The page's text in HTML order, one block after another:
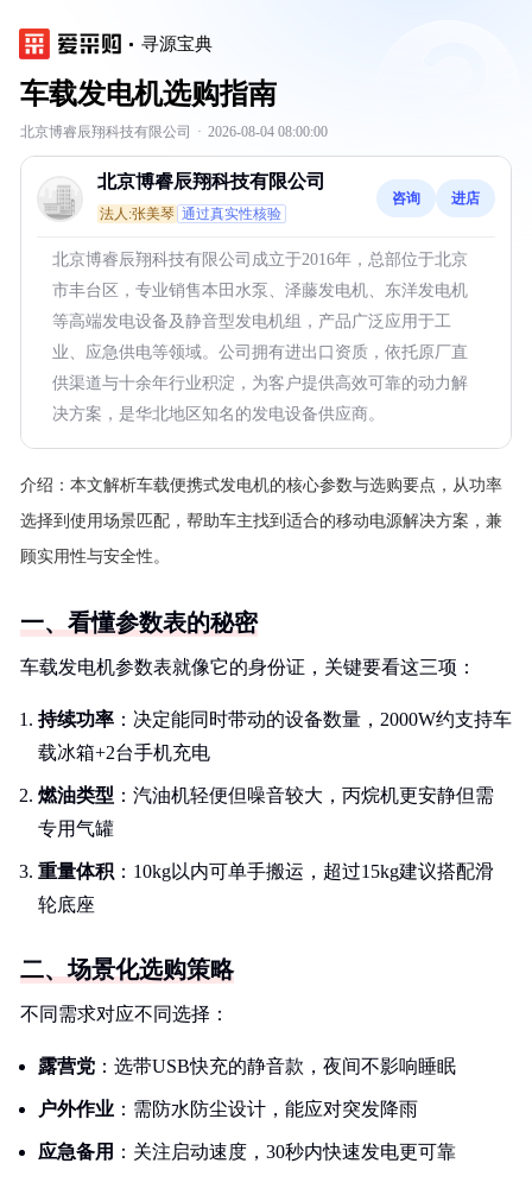
寻源宝典
车载发电机选购指南
北京博睿辰翔科技有限公司 · 2026-08-04 08:00:00
北京博睿辰翔科技有限公司
法人:张美琴 通过真实性核验
咨询 进店
北京博睿辰翔科技有限公司成立于2016年，总部位于北京
市丰台区，专业销售本田水泵、泽藤发电机、东洋发电机
等高端发电设备及静音型发电机组，产品广泛应用于工
业、应急供电等领域。公司拥有进出口资质，依托原厂直
供渠道与十余年行业积淀，为客户提供高效可靠的动力解
决方案，是华北地区知名的发电设备供应商。
介绍： 本文解析车载便携式发电机的核心参数与选购要点，从功率
选择到使用场景匹配，帮助车主找到适合的移动电源解决方案，兼
顾实用性与安全性。
一、看懂参数表的秘密
车载发电机参数表就像它的身份证，关键要看这三项：
持续功率 ：决定能同时带动的设备数量，2000W约支持车
载冰箱+2台手机充电
燃油类型 ：汽油机轻便但噪音较大，丙烷机更安静但需
专用气罐
重量体积 ：10kg以内可单手搬运，超过15kg建议搭配滑
轮底座
二、场景化选购策略
不同需求对应不同选择：
露营党 ：选带USB快充的静音款，夜间不影响睡眠
户外作业 ：需防水防尘设计，能应对突发降雨
应急备用 ：关注启动速度，30秒内快速发电更可靠